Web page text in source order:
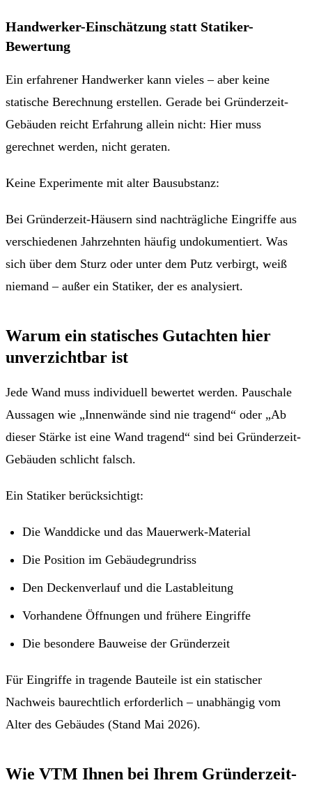
Handwerker-Einschätzung statt Statiker-
Bewertung
Ein erfahrener Handwerker kann vieles – aber keine
statische Berechnung erstellen. Gerade bei Gründerzeit-
Gebäuden reicht Erfahrung allein nicht: Hier muss
gerechnet werden, nicht geraten.
Keine Experimente mit alter Bausubstanz:
Bei Gründerzeit-Häusern sind nachträgliche Eingriffe aus
verschiedenen Jahrzehnten häufig undokumentiert. Was
sich über dem Sturz oder unter dem Putz verbirgt, weiß
niemand – außer ein Statiker, der es analysiert.
Warum ein statisches Gutachten hier
unverzichtbar ist
Jede Wand muss individuell bewertet werden. Pauschale
Aussagen wie „Innenwände sind nie tragend“ oder „Ab
dieser Stärke ist eine Wand tragend“ sind bei Gründerzeit-
Gebäuden schlicht falsch.
Ein Statiker berücksichtigt:
Die Wanddicke und das Mauerwerk-Material
Die Position im Gebäudegrundriss
Den Deckenverlauf und die Lastableitung
Vorhandene Öffnungen und frühere Eingriffe
Die besondere Bauweise der Gründerzeit
Für Eingriffe in tragende Bauteile ist ein statischer
Nachweis baurechtlich erforderlich – unabhängig vom
Alter des Gebäudes (Stand Mai 2026).
Wie VTM Ihnen bei Ihrem Gründerzeit-